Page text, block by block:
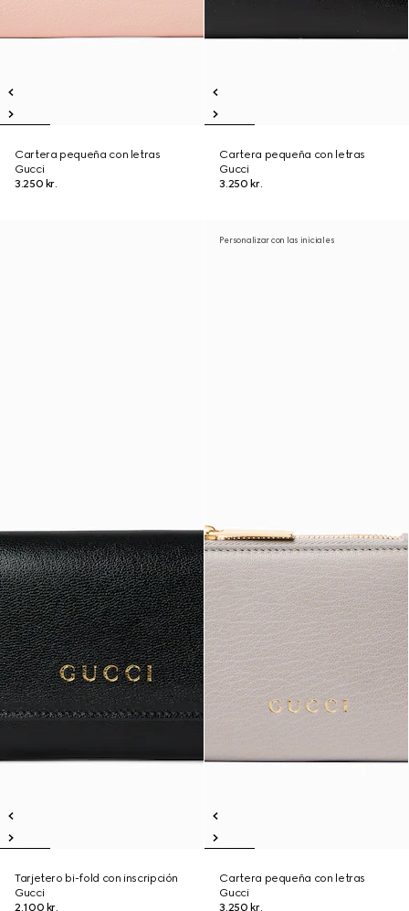
Cartera pequeña con letras
Gucci
3.250 kr.
Cartera pequeña con letras
Gucci
3.250 kr.
Tarjetero bi-fold con inscripción
Gucci
2.100 kr.
Personalizar con las iniciales
Cartera pequeña con letras
Gucci
3.250 kr.